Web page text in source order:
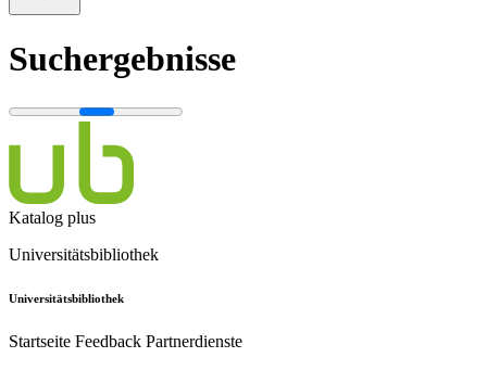
Suchergebnisse
Katalog plus
Universitätsbibliothek
Universitätsbibliothek
Startseite Feedback Partnerdienste